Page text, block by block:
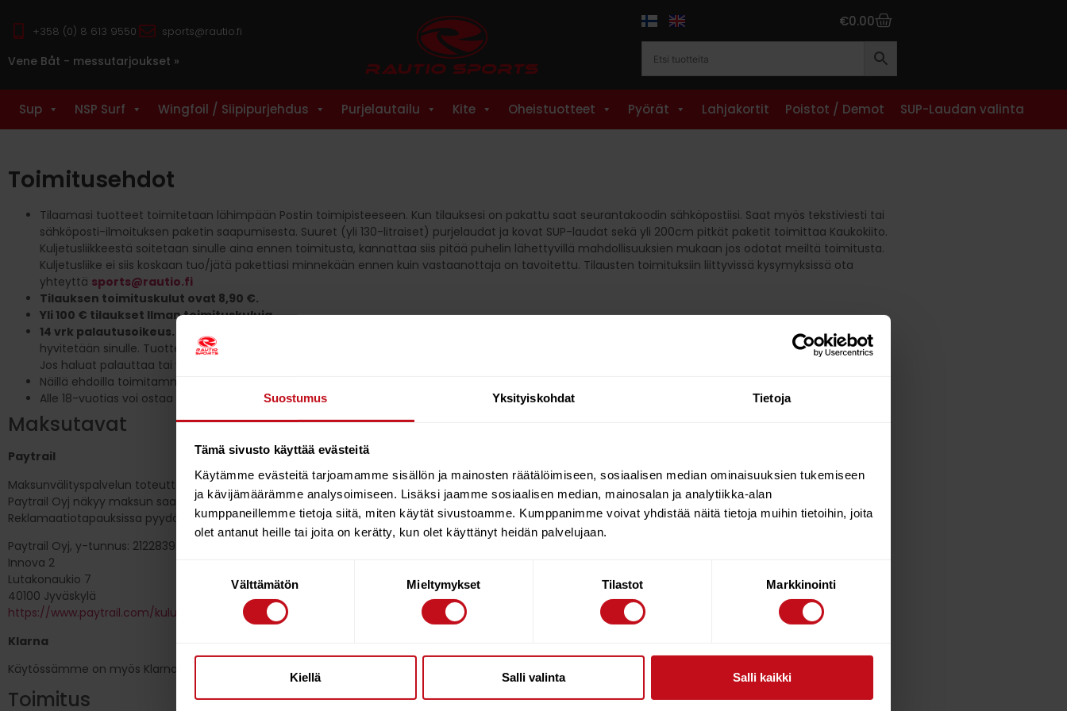
Suostumus Yksityiskohdat Tietoja
Tämä sivusto käyttää evästeitä
Käytämme evästeitä tarjoamamme sisällön ja mainosten räätälöimiseen, sosiaalisen median ominaisuuksien tukemiseen
ja kävijämäärämme analysoimiseen. Lisäksi jaamme sosiaalisen median, mainosalan ja analytiikka-alan
kumppaneillemme tietoja siitä, miten käytät sivustoamme. Kumppanimme voivat yhdistää näitä tietoja muihin tietoihin, joita
olet antanut heille tai joita on kerätty, kun olet käyttänyt heidän palvelujaan.
Välttämätön Mieltymykset Tilastot Markkinointi
Kiellä Salli valinta Salli kaikki
+358 (0) 8 613 9550 sports@rautio.fi
Vene Båt - messutarjoukset »
€0.00
Sup NSP Surf Wingfoil / Siipipurjehdus Purjelautailu Kite Oheistuotteet Pyörät Lahjakortit Poistot / Demot SUP-Laudan valinta
Toimitusehdot
Tilaamasi tuotteet toimitetaan lähimpään Postin toimipisteeseen. Kun tilauksesi on pakattu saat seurantakoodin sähköpostiisi. Saat myös tekstiviesti tai
sähköposti-ilmoituksen paketin saapumisesta. Suuret (yli 130-litraiset) purjelaudat ja kovat SUP-laudat sekä yli 200cm pitkät paketit toimittaa Kaukokiito.
Kuljetusliikkeestä soitetaan sinulle aina ennen toimitusta, kannattaa siis pitää puhelin lähettyvillä mahdollisuuksien mukaan jos odotat meiltä toimitusta.
Kuljetusliike ei siis koskaan tuo/jätä pakettiasi minnekään ennen kuin vastaanottaja on tavoitettu. Tilausten toimituksiin liittyvissä kysymyksissä ota
yhteyttä sports@rautio.fi
Tilauksen toimituskulut ovat 8,90 €.
Yli 100 € tilaukset Ilman toimituskuluja.
14 vrk palautusoikeus.
Jos et ole tyytyväinen tilaamasi tuotteeseen, voit lähettää sen meille takaisin 14 vuorokauden kuluessa. Palauttamasi tuote
hyvitetään sinulle. Tuotteen tulee olla käyttämätön ja pakkaukset vahingoittumattomia. Vaihdoissa ja palautuksissa liitä lähetyksen mukaan pakkauslista.
Jos haluat palauttaa tai vaihtaa tuotteen, siitä on sovittava lähettämällä sähköpostia osoitteeseen
Näillä ehdoilla toimitamme tilauksia vain Suomessa.
Alle 18-vuotias voi ostaa vain postiennakolla, ja tarvitsee tilaukseensa holhoojansa allekirjoituksen.
Maksutavat
Paytrail
Maksunvälityspalvelun toteuttajana ja maksupalveluntarjoajana toimii Paytrail Oyj (2122839-7) yhteistyössä suomalaisten pankkien ja luottolaitosten kanssa.
Paytrail Oyj näkyy maksun saajana tiliotteella tai korttilaskulla ja välittää maksun kauppiaalle. Paytrail Oyj:llä on maksulaitoksen toimilupa.
Reklamaatiotapauksissa pyydämme ottamaan ensisijaisesti yhteyttä tuotteen toimittajaan.
Paytrail Oyj, y-tunnus: 2122839-7
Innova 2
Lutakonaukio 7
40100 Jyväskylä
https://www.paytrail.com/kuluttaja/tietoa-maksamisesta
Klarna
Käytössämme on myös Klarnan kassa, ja voit maksaa tilauksen kuluttomasti 30 päivän laskulla. Voit myös halutessasi maksaa suoraan verkkopankistasi.
Toimitus